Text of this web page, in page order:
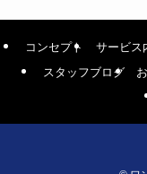
コンセプト サービス
スタッフブログ